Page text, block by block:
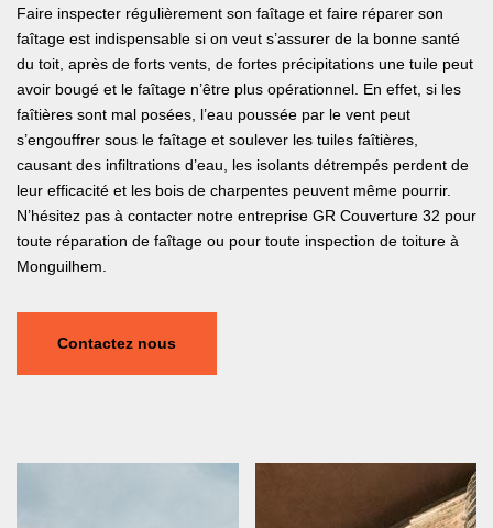
Faire inspecter régulièrement son faîtage et faire réparer son
faîtage est indispensable si on veut s’assurer de la bonne santé
du toit, après de forts vents, de fortes précipitations une tuile peut
avoir bougé et le faîtage n’être plus opérationnel. En effet, si les
faîtières sont mal posées, l’eau poussée par le vent peut
s’engouffrer sous le faîtage et soulever les tuiles faîtières,
causant des infiltrations d’eau, les isolants détrempés perdent de
leur efficacité et les bois de charpentes peuvent même pourrir.
N’hésitez pas à contacter notre entreprise GR Couverture 32 pour
toute réparation de faîtage ou pour toute inspection de toiture à
Monguilhem.
Contactez nous